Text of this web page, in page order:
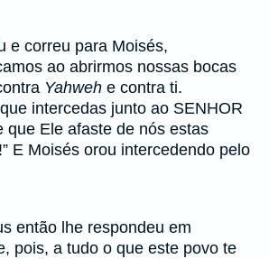
e correu para Moisés,
ao abrirmos nossas bocas
Yahweh e contra ti.
intercedas junto ao SENHOR
que Ele afaste de nós estas
E Moisés orou intercedendo pelo
então lhe respondeu em
pois, a tudo o que este povo te